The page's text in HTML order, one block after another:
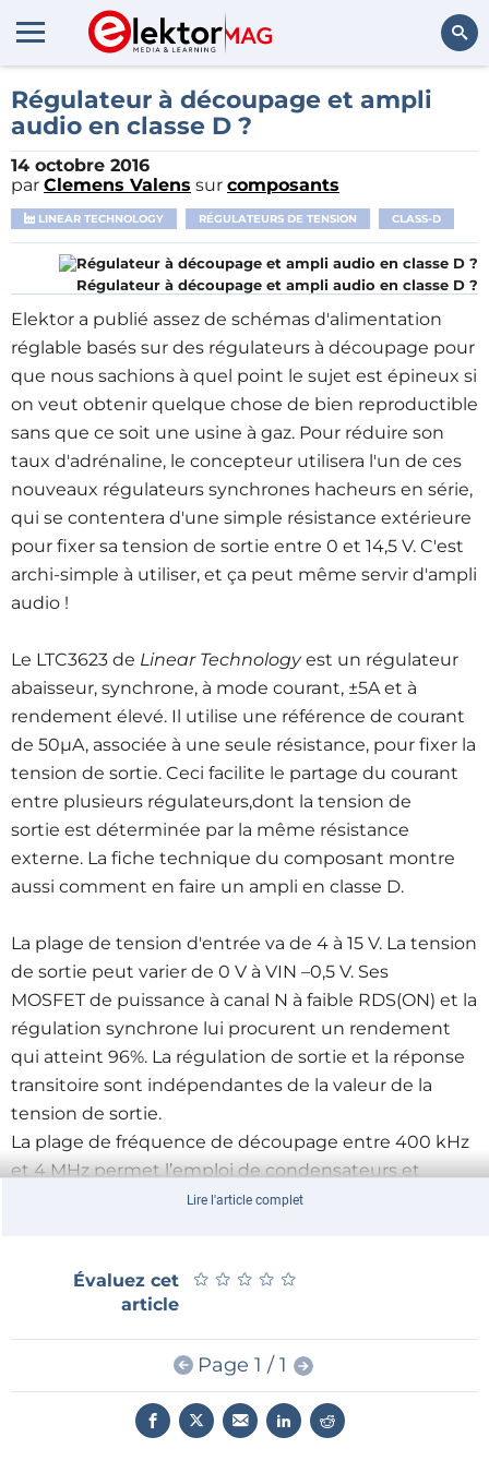
Rechercher
Régulateur à découpage et ampli
audio en classe D ?
14 octobre 2016
par Clemens Valens sur composants
LINEAR TECHNOLOGY RÉGULATEURS DE TENSION CLASS-D
Régulateur à découpage et ampli audio en classe D ?
Elektor a publié assez de schémas d'alimentation
réglable basés sur des régulateurs à découpage pour
que nous sachions à quel point le sujet est épineux si
on veut obtenir quelque chose de bien reproductible
sans que ce soit une usine à gaz. Pour réduire son
taux d'adrénaline, le concepteur utilisera l'un de ces
nouveaux régulateurs synchrones hacheurs en série,
qui se contentera d'une simple résistance extérieure
pour fixer sa tension de sortie entre 0 et 14,5 V. C'est
archi-simple à utiliser, et ça peut même servir d'ampli
audio !
Le LTC3623 de Linear Technologyest un régulateur
abaisseur, synchrone, à mode courant, ±5A et à
rendement élevé. Il utilise une référence de courant
de 50µA, associée à une seule résistance, pour fixer la
tension de sortie. Ceci facilite le partage du courant
entre plusieurs régulateurs,dont la tension de
sortie est déterminée par la même résistance
externe. La fiche technique du composant montre
aussi comment en faire un ampli en classe D.
La plage de tension d'entrée va de 4 à 15 V. La tension
de sortie peut varier de 0 V à VIN –0,5 V. Ses
MOSFET de puissance à canal N à faible RDS(ON) et la
régulation synchrone lui procurent un rendement
qui atteint 96%. La régulation de sortie et la réponse
transitoire sont indépendantes de la valeur de la
tension de sortie.
La plage de fréquence de découpage entre 400 kHz
et 4 MHz permet l’emploi de condensateurs et
d'inductances de petite taille, à faible coût.
Lire l'article complet
Évaluez cet
article
★ ★ ★ ★ ★
★ ★ ★ ★ ★
Page 1 / 1